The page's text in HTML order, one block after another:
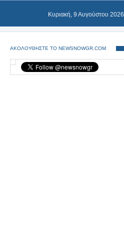
Κυριακή, 9 Αυγούστου 2026
ΑΚΟΛΟΥΘΗΣΤΕ ΤΟ NEWSNOWGR.COM